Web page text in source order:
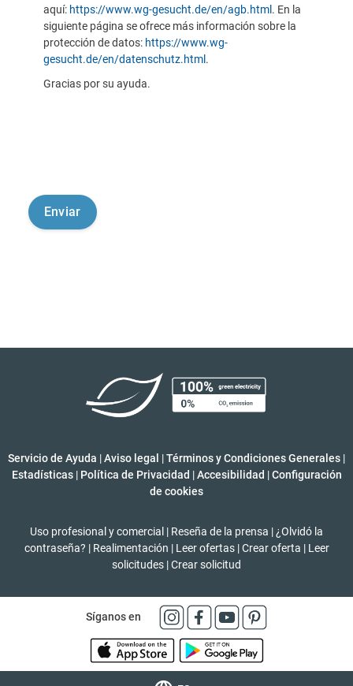
aquí: https://www.wg-gesucht.de/en/agb.html . En la
siguiente página se ofrece más información sobre la
protección de datos: https://www.wg-
gesucht.de/en/datenschutz.html .
Gracias por su ayuda.
Servicio de Ayuda |Aviso legal |Términos y Condiciones Generales |
Estadísticas | Política de Privacidad | Accesibilidad | Configuración
de cookies
Uso profesional y comercial | Reseña de la prensa | ¿Olvidó la
contraseña? | Realimentación | Leer ofertas | Crear oferta | Leer
solicitudes |Crear solicitud
Síganos en